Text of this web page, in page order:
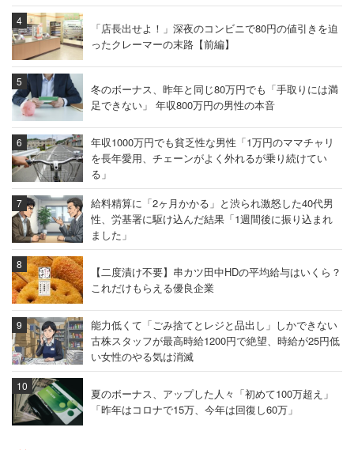
「店長出せよ！」深夜のコンビニで80円の値引きを迫
ったクレーマーの末路【前編】
冬のボーナス、昨年と同じ80万円でも「手取りには満
足できない」 年収800万円の男性の本音
年収1000万円でも貧乏性な男性「1万円のママチャリ
を長年愛用、チェーンがよく外れるが乗り続けてい
る」
給料精算に「2ヶ月かかる」と渋られ激怒した40代男
性、労基署に駆け込んだ結果「1週間後に振り込まれ
ました」
【二度漬け不要】串カツ田中HDの平均給与はいくら？
これだけもらえる優良企業
能力低くて「ごみ捨てとレジと品出し」しかできない
古株スタッフが最高時給1200円で絶望、時給が25円低
い女性のやる気は消滅
夏のボーナス、アップした人々「初めて100万超え」
「昨年はコロナで15万、今年は回復し60万」